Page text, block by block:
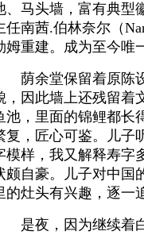
、马头墙，富有典型
任南茜.伯林奈尔（
姆重建。成为至今唯
荫余堂保留着原陈设
，因此墙上还残留着
池，里面的锦鲤都长
复，匠心可鉴。儿子
模样，我又解释寿字
颇自豪。儿子对中国
的灶头有兴趣，逐一
是夜，因为继续着白